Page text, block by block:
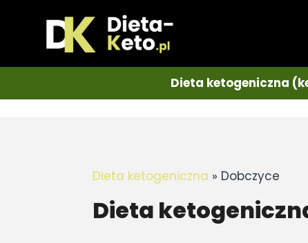
Dieta ketogeniczna
Dieta ketogeniczna » Dobczyce
Dieta